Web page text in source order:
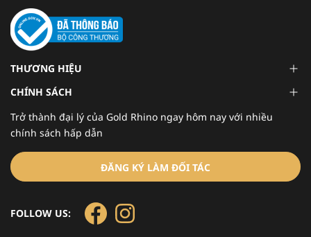
THƯƠNG HIỆU
CHÍNH SÁCH
Trở thành đại lý của Gold Rhino ngay hôm nay với nhiều
chính sách hấp dẫn
ĐĂNG KÝ LÀM ĐỐI TÁC
FOLLOW US: